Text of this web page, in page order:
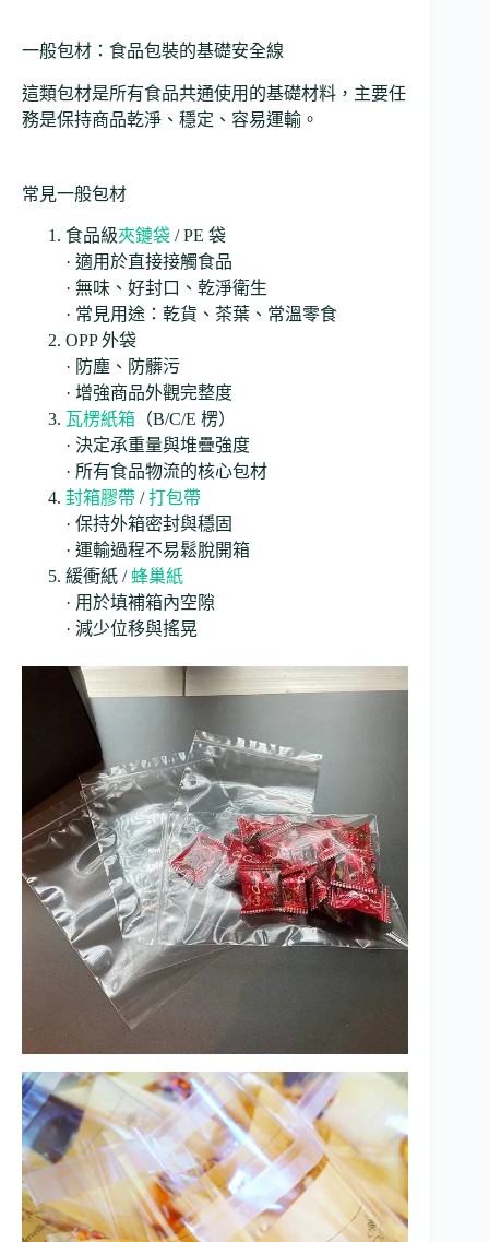
一般包材：食品包裝的基礎安全線
這類包材是所有食品共通使用的基礎材料，主要任
務是保持商品乾淨、穩定、容易運輸。
常見一般包材
食品級夾鏈袋 / PE 袋
· 適用於直接接觸食品
· 無味、好封口、乾淨衛生
· 常見用途：乾貨、茶葉、常溫零食
OPP 外袋
· 防塵、防髒污
· 增強商品外觀完整度
瓦楞紙箱 （B/C/E 楞）
· 決定承重量與堆疊強度
· 所有食品物流的核心包材
封箱膠帶 /打包帶
· 保持外箱密封與穩固
· 運輸過程不易鬆脫開箱
緩衝紙 / 蜂巢紙
· 用於填補箱內空隙
· 減少位移與搖晃